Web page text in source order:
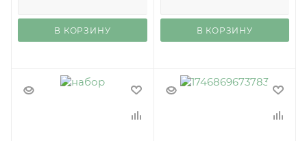
В КОРЗИНУ В КОРЗИНУ